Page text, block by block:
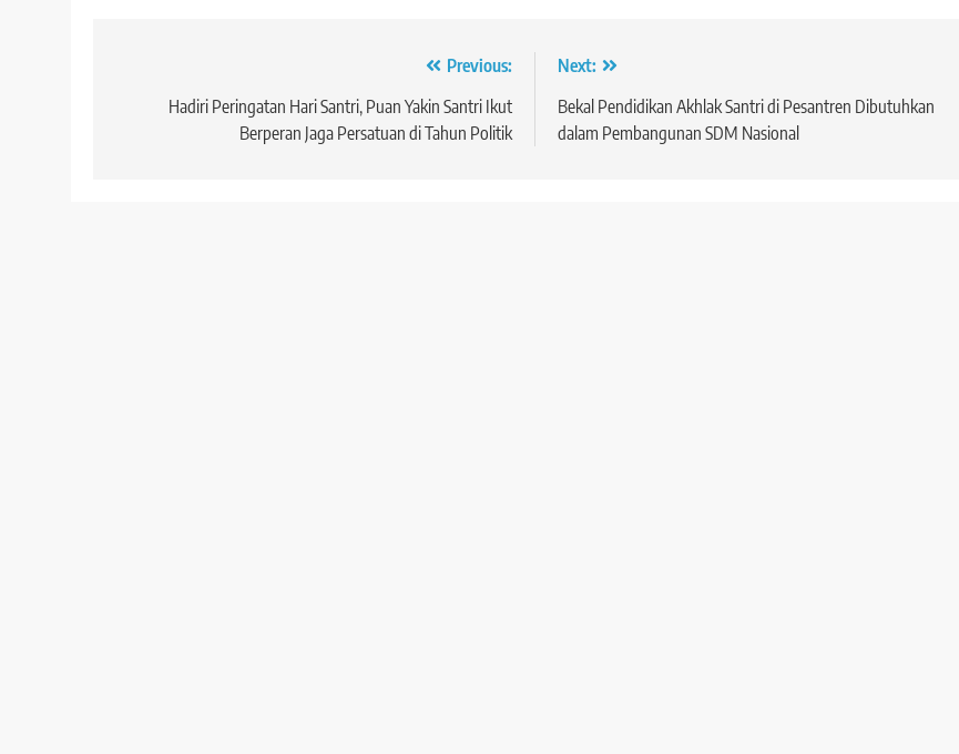
Previous:
Hadiri Peringatan Hari Santri, Puan Yakin Santri Ikut
Berperan Jaga Persatuan di Tahun Politik
Next:
Bekal Pendidikan Akhlak Santri di Pesantren Dibutuhkan
dalam Pembangunan SDM Nasional